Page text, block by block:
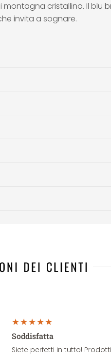
cristallino. Il blu
invita a sognare.
DEI CLIENTI
Soddisfatta
Siete perfetti in tutto!